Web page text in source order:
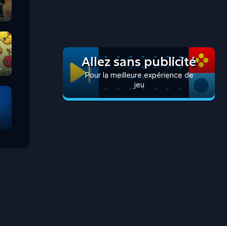
Allez sans publicité
Pour la meilleure expérience de
jeu